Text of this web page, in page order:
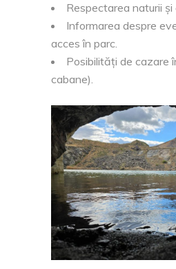
Respectarea naturii și
Informarea despre
acces în parc.
Posibilități de cazare
cabane).